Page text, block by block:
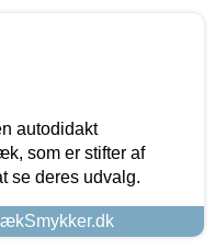
autodidakt
som er stifter af
se deres udvalg.